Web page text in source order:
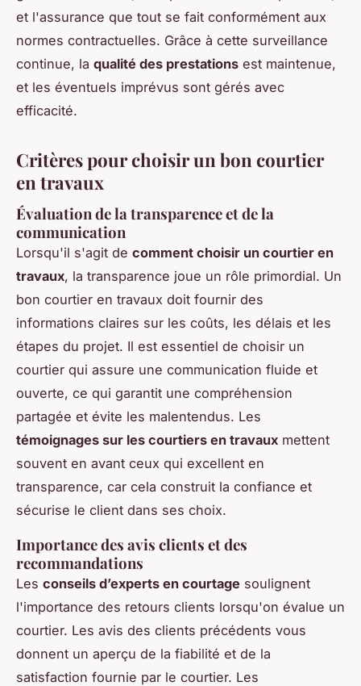
et l'assurance que tout se fait conformément aux
normes contractuelles. Grâce à cette surveillance
continue, la qualité des prestations est maintenue,
et les éventuels imprévus sont gérés avec
efficacité.
Critères pour choisir un bon courtier
en travaux
Évaluation de la transparence et de la
communication
Lorsqu'il s'agit de comment choisir un courtier en
travaux, la transparence joue un rôle primordial. Un
bon courtier en travaux doit fournir des
informations claires sur les coûts, les délais et les
étapes du projet. Il est essentiel de choisir un
courtier qui assure une communication fluide et
ouverte, ce qui garantit une compréhension
partagée et évite les malentendus. Les
témoignages sur les courtiers en travaux mettent
souvent en avant ceux qui excellent en
transparence, car cela construit la confiance et
sécurise le client dans ses choix.
Importance des avis clients et des
recommandations
Les conseils d’experts en courtage soulignent
l'importance des retours clients lorsqu'on évalue un
courtier. Les avis des clients précédents vous
donnent un aperçu de la fiabilité et de la
satisfaction fournie par le courtier. Les